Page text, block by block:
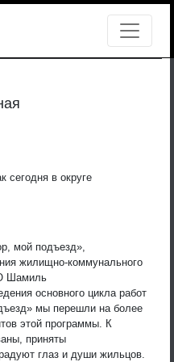
сегодня в округе
мой подъезд»,
жилищно-коммунального
Шамиль
основного цикла работ
мы перешли на более
этой программы. К
приняты
глаз и души жильцов.